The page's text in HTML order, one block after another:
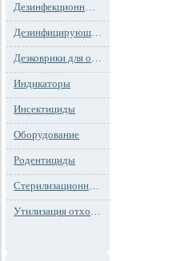
Дезинфекционные маты
Дезинфицирующие средства
Дезковрики для обуви
Индикаторы
Инсектициды
Оборудование
Родентициды
Стерилизационная упаковка
Утилизация отходов